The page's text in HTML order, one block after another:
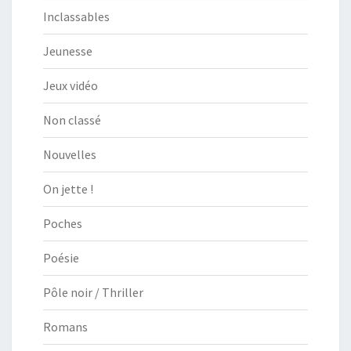
Inclassables
Jeunesse
Jeux vidéo
Non classé
Nouvelles
On jette !
Poches
Poésie
Pôle noir / Thriller
Romans